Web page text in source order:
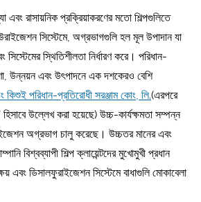
এবং রাসায়নিক প্রক্রিয়াকরণের মতো শিল্পগুলিতে
সিস্টেমে, অগ্রভাগগুলি হল মূল উপাদান যা
স্থিতিশীলতা নির্ধারণ করে। পরিধান-
উন্নয়ন এবং উৎপাদনে এক দশকেরও বেশি
কিশুই পরিধান-প্রতিরোধী সরঞ্জাম কোং, লি.(এরপরে
উল্লেখ করা হয়েছে) উচ্চ-কার্যক্ষমতা সম্পন্ন
অগ্রভাগ চালু করেছে। উচ্চতর মানের এবং
বিশ্বব্যাপী শিল্প ক্লায়েন্টদের মুখোমুখী প্রধান
এবং ডিসালফুরাইজেশন সিস্টেমে বাধাগুলি মোকাবেলা